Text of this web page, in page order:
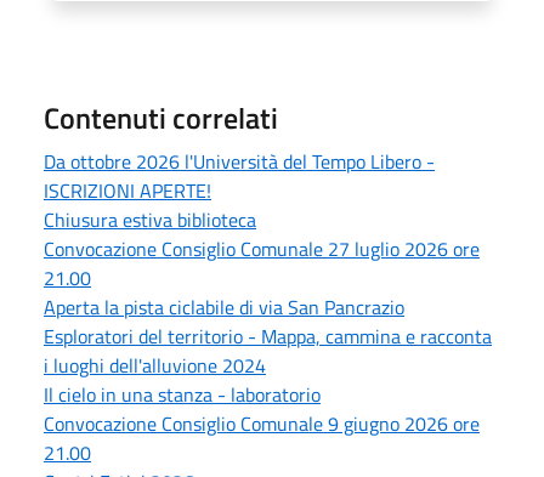
Contenuti correlati
Da ottobre 2026 l'Università del Tempo Libero -
ISCRIZIONI APERTE!
Chiusura estiva biblioteca
Convocazione Consiglio Comunale 27 luglio 2026 ore
21.00
Aperta la pista ciclabile di via San Pancrazio
Esploratori del territorio - Mappa, cammina e racconta
i luoghi dell'alluvione 2024
Il cielo in una stanza - laboratorio
Convocazione Consiglio Comunale 9 giugno 2026 ore
21.00